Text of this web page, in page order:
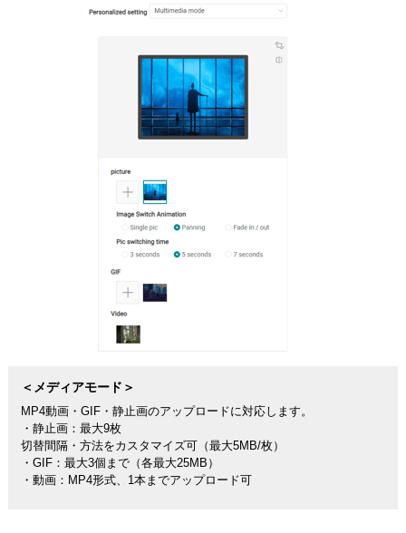
＜メディアモード＞
MP4動画・GIF・静止画のアップロードに対応します。
・静止画：最大9枚
切替間隔・方法をカスタマイズ可（最大5MB/枚）
・GIF：最大3個まで（各最大25MB）
・動画：MP4形式、1本までアップロード可